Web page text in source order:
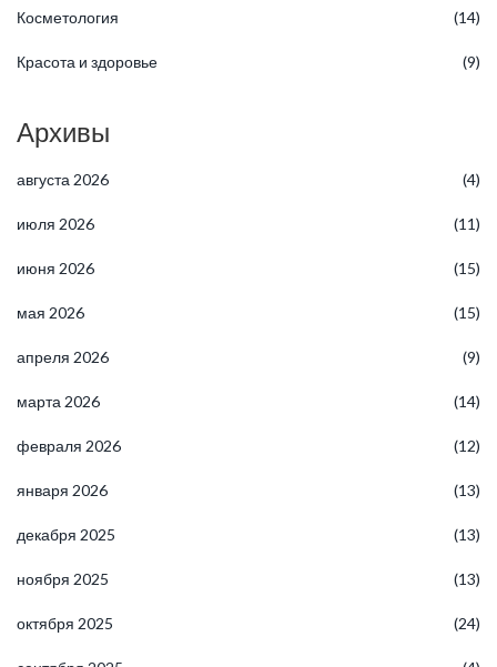
Косметология (14)
Красота и здоровье (9)
Архивы
августа 2026 (4)
июля 2026 (11)
июня 2026 (15)
мая 2026 (15)
апреля 2026 (9)
марта 2026 (14)
февраля 2026 (12)
января 2026 (13)
декабря 2025 (13)
ноября 2025 (13)
октября 2025 (24)